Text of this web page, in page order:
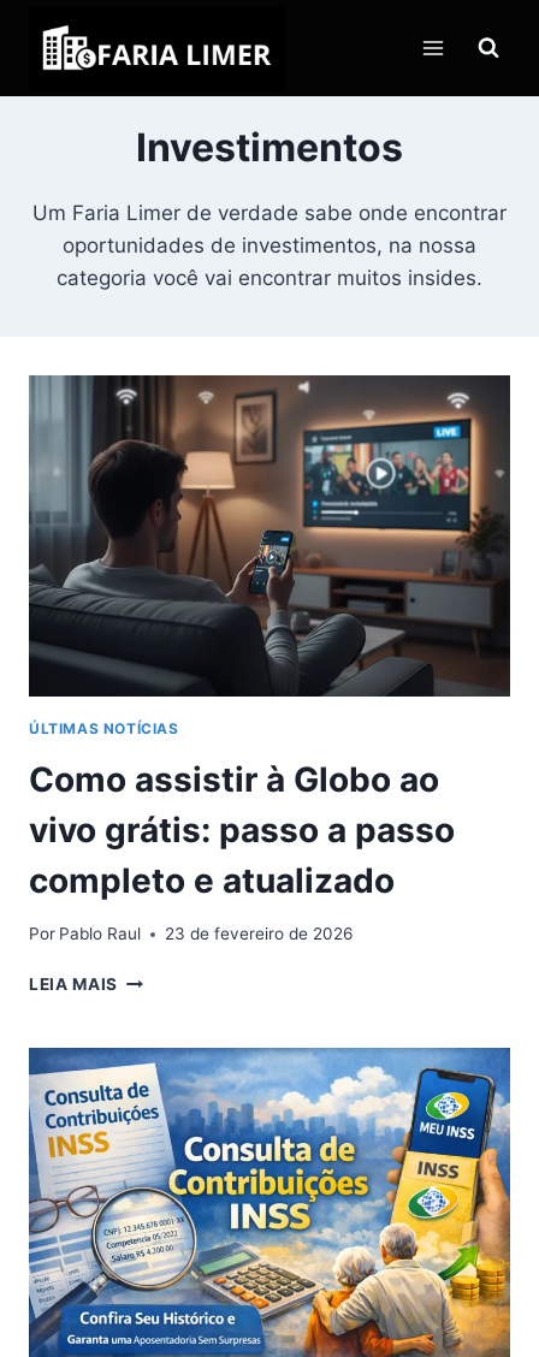
Investimentos
Um Faria Limer de verdade sabe onde encontrar
oportunidades de investimentos, na nossa
categoria você vai encontrar muitos insides.
ÚLTIMAS NOTÍCIAS
Como assistir à Globo ao
vivo grátis: passo a passo
completo e atualizado
Por Pablo Raul 23 de fevereiro de 2026
LEIA MAIS COMO
GLOBO
AO
VIVO
GRÁTIS:
PASSO
A
PASSO
COMPLETO
E
ATUALIZADO